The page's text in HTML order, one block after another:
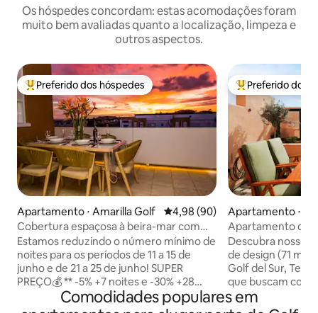
Os hóspedes concordam: estas acomodações foram
muito bem avaliadas quanto a localização, limpeza e
outros aspectos.
Entre os melhores preferidos dos hóspedes
Preferido dos hóspedes
Apartamento ⋅ Amarilla Golf 4,98 de uma avaliação média
4,98 (90)
Cobertura espaçosa à beira-mar com
vistas incríveis
Estamos reduzindo o número mínimo de
noites para os períodos de 11 a 15 de
junho e de 21 a 25 de junho! SUPER
PREÇO💰 ** -5% +7 noites e -30% +28
noites** ☀️🏖️ Descubra com os amigos a
elegância e o conforto em nossa
Entre os
Preferido dos
Apartamento ⋅
Apartamento de
piscinas
Descubra nosso
de design (71 m²,
Golf del Sur,
que buscam
Desfrute de um
vista para o
Comodidades populares em